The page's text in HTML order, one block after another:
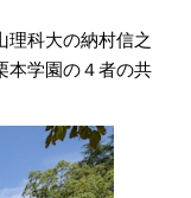
理科大の納村信之
本学園の４者の共